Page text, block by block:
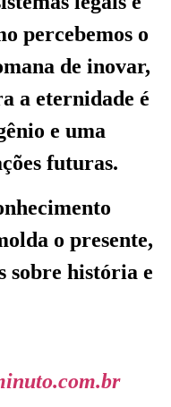
percebemos o
de inovar,
a eternidade é
e uma
futuras.
o presente,
sobre história e